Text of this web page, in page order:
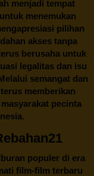
menjadi tempat
menemukan
pilihan
akses tanpa
berusaha untuk
legalitas dan isu
semangat dan
memberikan
pecinta
populer di era
film-film terbaru